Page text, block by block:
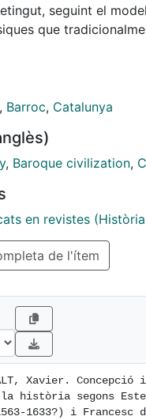
seguint el
que
què
la història -el
funcions i usos ben
en la Catalunya
el nostre objectiu és
historiadors del
de Montcada.
, Barroc, Catalunya
, Baroque civilization,
en revistes
de l'ítem
Xavier.
història segons
1633?) i Francesc